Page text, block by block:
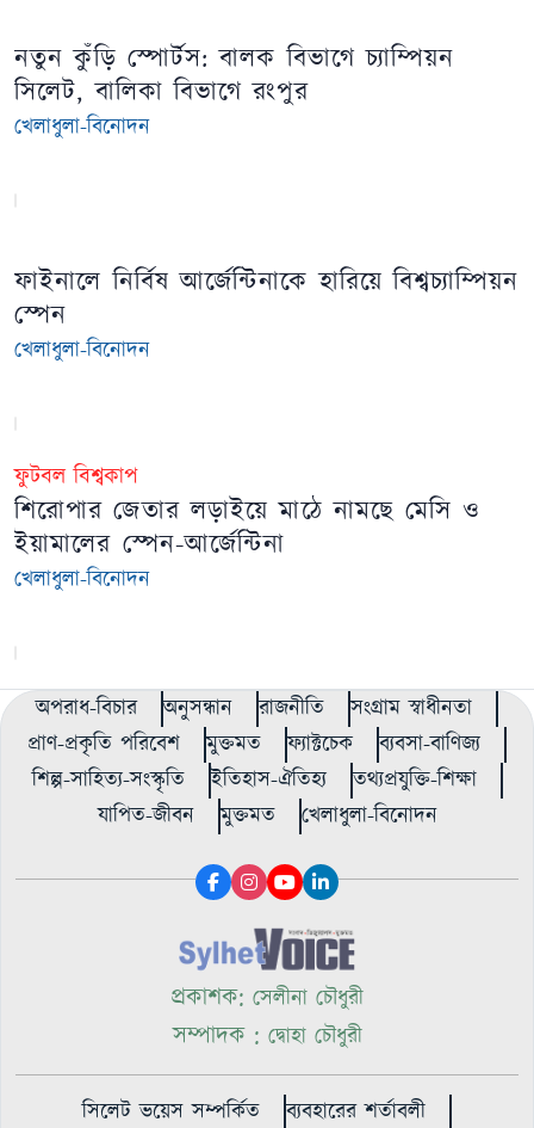
নতুন কুঁড়ি স্পোর্টস: বালক বিভাগে চ্যাম্পিয়ন
সিলেট, বালিকা বিভাগে রংপুর
খেলাধুলা-বিনোদন
ফাইনালে নির্বিষ আর্জেন্টিনাকে হারিয়ে বিশ্বচ্যাম্পিয়ন
স্পেন
খেলাধুলা-বিনোদন
ফুটবল বিশ্বকাপ
শিরোপার জেতার লড়াইয়ে মাঠে নামছে মেসি ও
ইয়ামালের স্পেন-আর্জেন্টিনা
খেলাধুলা-বিনোদন
অপরাধ-বিচার অনুসন্ধান রাজনীতি
সংগ্রাম স্বাধীনতা
প্রাণ-প্রকৃতি পরিবেশ
মুক্তমত ফ্যাক্টচেক
ব্যবসা-বাণিজ্য
শিল্প-সাহিত্য-সংস্কৃতি
ইতিহাস-ঐতিহ্য
তথ্যপ্রযুক্তি-শিক্ষা
যাপিত-জীবন
মুক্তমত খেলাধুলা-বিনোদন
প্রকাশক: সেলীনা চৌধুরী
সম্পাদক : দ্বোহা চৌধুরী
সিলেট ভয়েস সম্পর্কিত ব্যবহারের শর্তাবলী